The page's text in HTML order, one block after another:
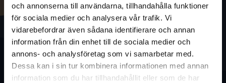
och annonserna till användarna, tillhandahålla funktioner
för sociala medier och analysera vår trafik. Vi
vidarebefordrar även sådana identifierare och annan
information från din enhet till de sociala medier och
annons- och analysföretag som vi samarbetar med.
Dessa kan i sin tur kombinera informationen med annan
information som du har tillhandahållit eller som de har